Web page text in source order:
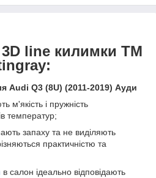
3D line килимки ТМ
Audi Q3 (8U) (2011-2019) Ауди
м'якість і пружність
температур;
запаху та не виділяють
практичністю та
в салон ідеально відповідають